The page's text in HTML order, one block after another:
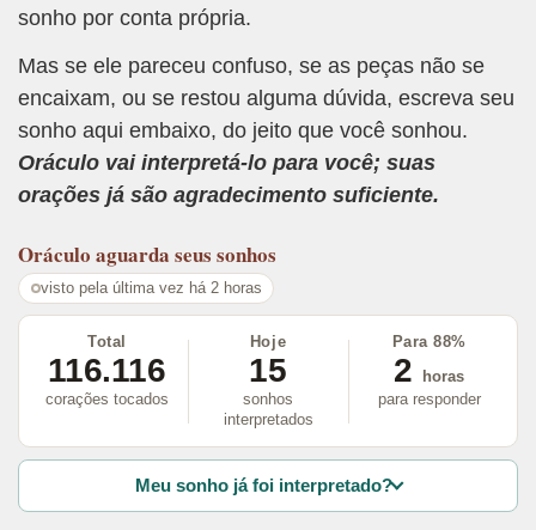
sonho por conta própria.
Mas se ele pareceu confuso, se as peças não se
encaixam, ou se restou alguma dúvida, escreva seu
sonho aqui embaixo, do jeito que você sonhou.
Oráculo vai interpretá-lo para você; suas
orações já são agradecimento suficiente.
Oráculo aguarda seus sonhos
visto pela última vez há 2 horas
Total
116.116
corações tocados
Hoje
15
sonhos
interpretados
Para 88%
2
horas
para responder
Meu sonho já foi interpretado?